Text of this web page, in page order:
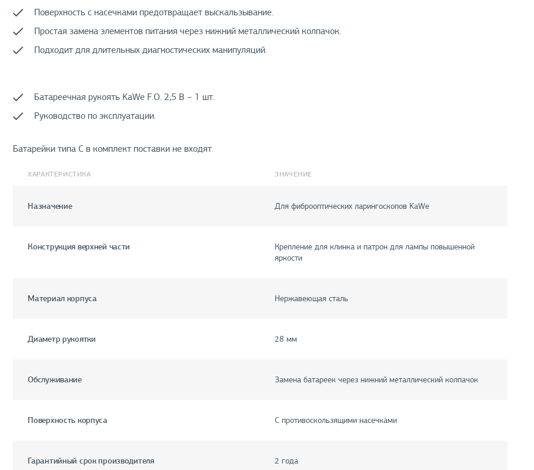
Поверхность с насечками предотвращает выскальзывание.
Простая замена элементов питания через нижний металлический колпачок.
Подходит для длительных диагностических манипуляций.
Батареечная рукоять KaWe F.O. 2,5 В − 1 шт.
Руководство по эксплуатации.
Батарейки типа C в комплект поставки не входят.
ХАРАКТЕРИСТИКА ЗНАЧЕНИЕ
Назначение Для фиброоптических ларингоскопов KaWe
Конструкция верхней части
Крепление для клинка и патрон для лампы повышенной
яркости
Материал корпуса Нержавеющая сталь
Диаметр рукоятки 28 мм
Обслуживание Замена батареек через нижний металлический колпачок
Поверхность корпуса С противоскользящими насечками
Гарантийный срок производителя 2 года